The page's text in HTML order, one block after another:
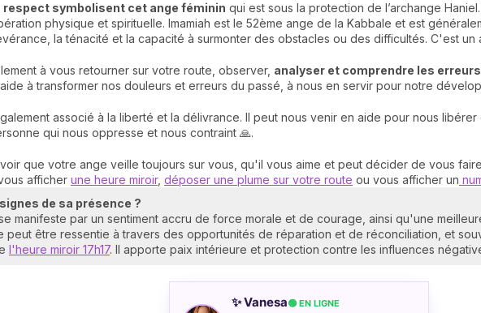
respect symbolisent cet ange féminin qui est sous la protection de l’archange
physique et spirituelle. Imamiah est le 52ème ange de la Kabbale et est
la ténacité et la capacité à surmonter des obstacles ou des difficultés. C'est
à vous retourner sur votre route, observer, analyser et comprendre les
à transformer nos douleurs et erreurs du passé, à nous en servir pour notre
associé à la liberté et la délivrance. Il peut nous venir en aide pour nous
qui nous oppresse et nous contraint 🙏.
que votre ange veille toujours sur vous, qu'il vous aime et peut décider de vous
afficher une heure miroir, déposer une plume sur votre route ou vous afficher un
de sa présence ?
manifeste par un sentiment accru de force morale et de courage, ainsi qu'une
peut être ressentie à travers des opportunités de réparation et de réconciliation, et
l'heure miroir 17h17. Il apporte paix intérieure et protection contre les influences
✨ Vanesa🟢 EN LIGNE